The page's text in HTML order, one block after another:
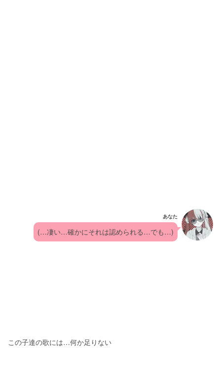
あなた
(…凄い…確かにそれは認められる…でも…)
この子達の歌には…何か足りない